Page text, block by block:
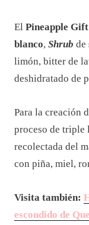
El Pineapple Gift
blanco, Shrub de
limón, bitter de
deshidratado de
Para la creación
proceso de triple
recolectada del
con piña, miel,
Visita también:
escondido de